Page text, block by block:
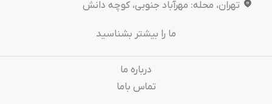
تهران، محله: مهرآباد جنوبی، کوچه دانش
ما را بیشتر بشناسید
درباره‌ ما
تماس باما